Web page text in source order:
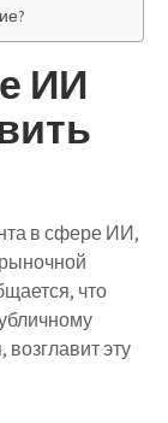
ИИ
в сфере ИИ,
что
возглавит эту